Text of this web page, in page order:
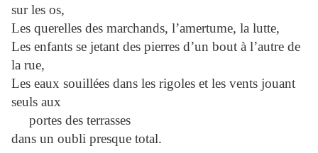
sur les os,
Les querelles des marchands, l’amertume, la lutte,
Les enfants se jetant des pierres d’un bout à l’autre de
la rue,
Les eaux souillées dans les rigoles et les vents jouant
seuls aux
portes des terrasses
dans un oubli presque total.